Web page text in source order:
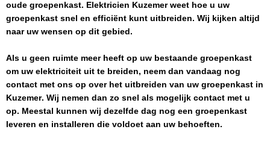
oude groepenkast. Elektricien Kuzemerweet hoe u uw
groepenkast snel en efficiënt kunt uitbreiden. Wij kijken altijd
naar uw wensen op dit gebied.
Als u geen ruimte meer heeft op uw bestaande groepenkast
om uw elektriciteit uit te breiden, neem dan vandaag nog
contact met ons op over het uitbreiden van uw groepenkast in
Kuzemer. Wij nemen dan zo snel als mogelijk contact met u
op. Meestal kunnen wij dezelfde dag nog een groepenkast
leveren en installeren die voldoet aan uw behoeften.